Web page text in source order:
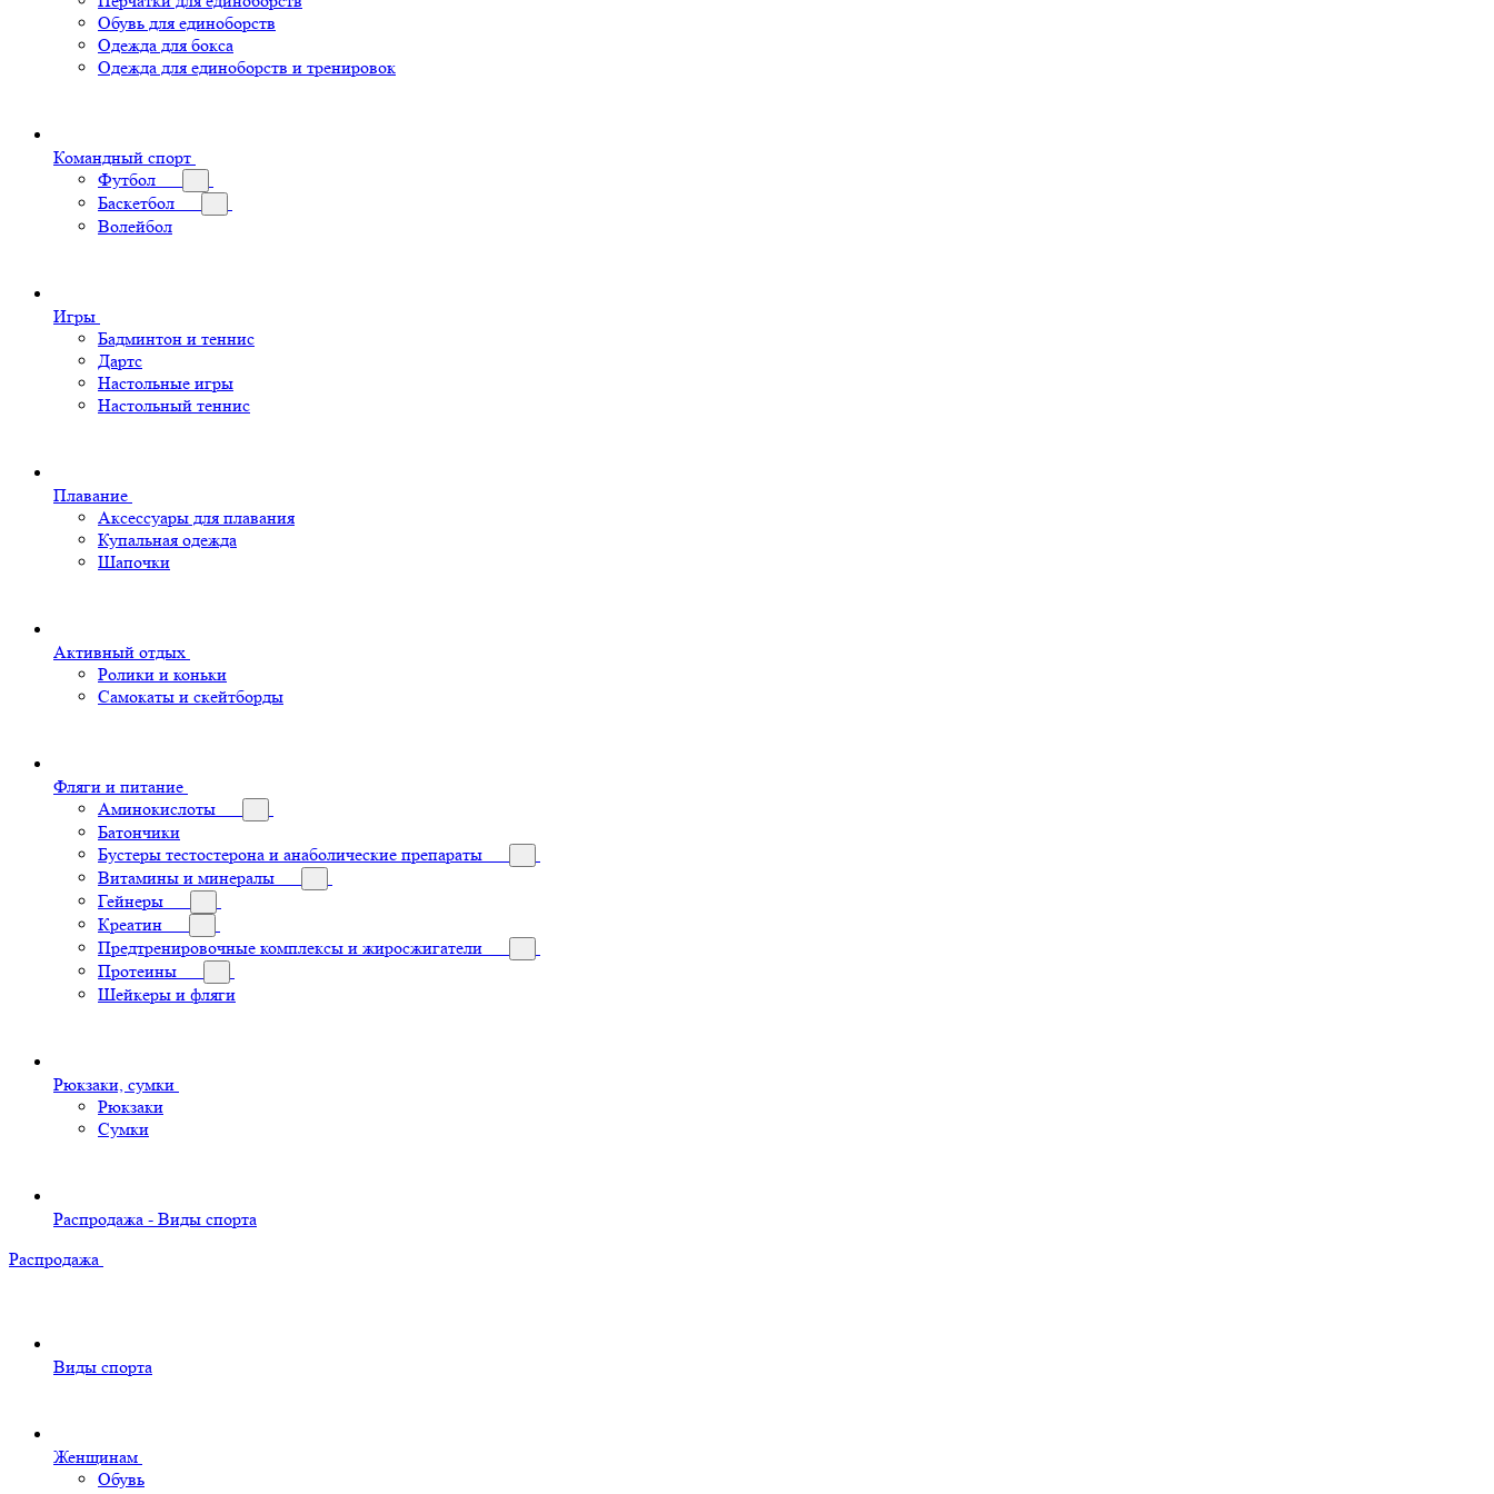
Обувь для единоборств
Одежда для бокса
Одежда для единоборств и тренировок
Командный спорт
Футбол
Баскетбол
Волейбол
Игры
Бадминтон и теннис
Дартс
Настольные игры
Настольный теннис
Плавание
Аксессуары для плавания
Купальная одежда
Шапочки
Активный отдых
Ролики и коньки
Самокаты и скейтборды
Фляги и питание
Аминокислоты
Батончики
Бустеры тестостерона и анаболические препараты
Витамины и минералы
Гейнеры
Креатин
Предтренировочные комплексы и жиросжигатели
Протеины
Шейкеры и фляги
Рюкзаки, сумки
Рюкзаки
Сумки
Распродажа - Виды спорта
Распродажа
Виды спорта
Женщинам
Обувь